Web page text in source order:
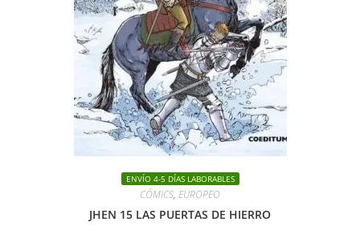
ENVÍO 4-5 DÍAS LABORABLES
CÓMICS, EUROPEO
JHEN 15 LAS PUERTAS DE HIERRO